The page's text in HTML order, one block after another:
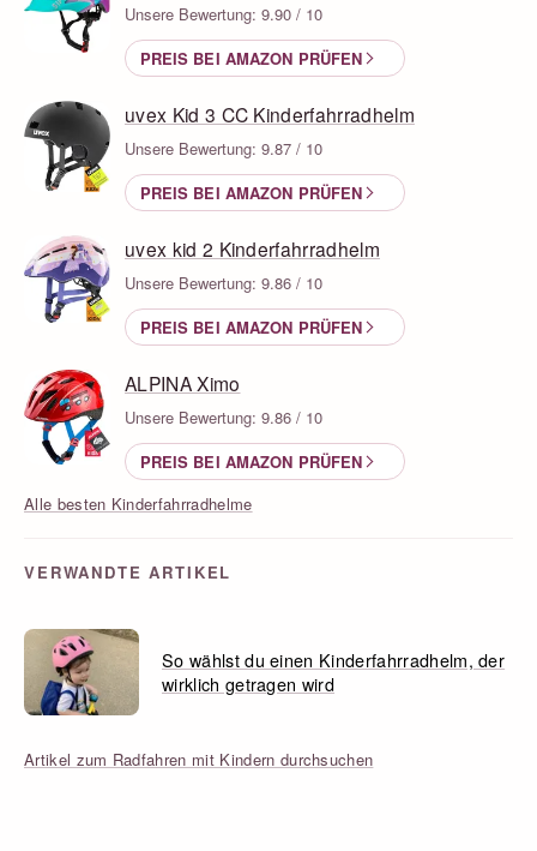
Unsere Bewertung: 9.90 / 10
PREIS BEI AMAZON PRÜFEN
uvex Kid 3 CC Kinderfahrradhelm
Unsere Bewertung: 9.87 / 10
PREIS BEI AMAZON PRÜFEN
uvex kid 2 Kinderfahrradhelm
Unsere Bewertung: 9.86 / 10
PREIS BEI AMAZON PRÜFEN
ALPINA Ximo
Unsere Bewertung: 9.86 / 10
PREIS BEI AMAZON PRÜFEN
Alle besten Kinderfahrradhelme
VERWANDTE ARTIKEL
So wählst du einen Kinderfahrradhelm, der
wirklich getragen wird
Artikel zum Radfahren mit Kindern durchsuchen